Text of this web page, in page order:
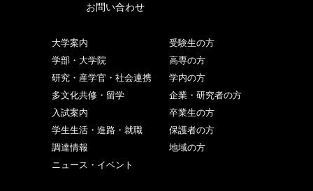
お問い合わせ
大学案内
学部・大学院
研究・産学官・社会連携
多文化共修・留学
入試案内
学生生活・進路・就職
調達情報
ニュース・イベント
受験生の方
高専の方
学内の方
企業・研究者の方
卒業生の方
保護者の方
地域の方